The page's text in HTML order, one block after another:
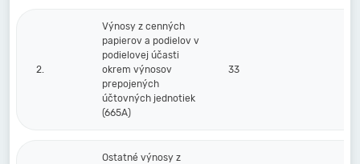
2.
Výnosy z cenných
papierov a podielov v
podielovej účasti
okrem výnosov
prepojených
účtovných jednotiek
(665A)
33
Ostatné výnosy z